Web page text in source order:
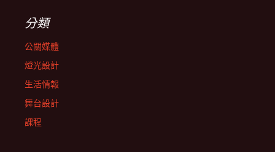
分類
公關媒體
燈光設計
生活情報
舞台設計
課程